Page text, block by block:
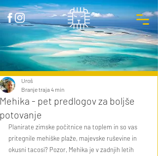
Mehika - pet predlogov za boljše
potovanje
Uroš
Branje traja 4 min
Planirate zimske počitnice na toplem in so vas
pritegnile mehiške plaže, majevske ruševine in
okusni tacosi? Pozor, Mehika je v zadnjih letih